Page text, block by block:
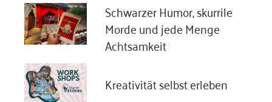
Schwarzer Humor, skurrile
Morde und jede Menge
Achtsamkeit
Kreativität selbst erleben